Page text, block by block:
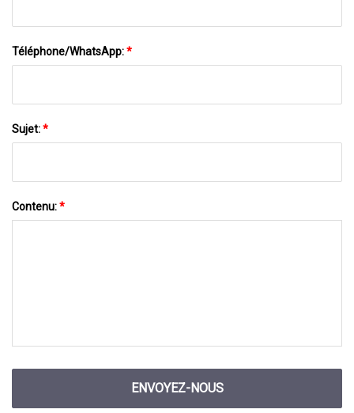
Téléphone/WhatsApp:*
Sujet:*
Contenu:*
ENVOYEZ-NOUS